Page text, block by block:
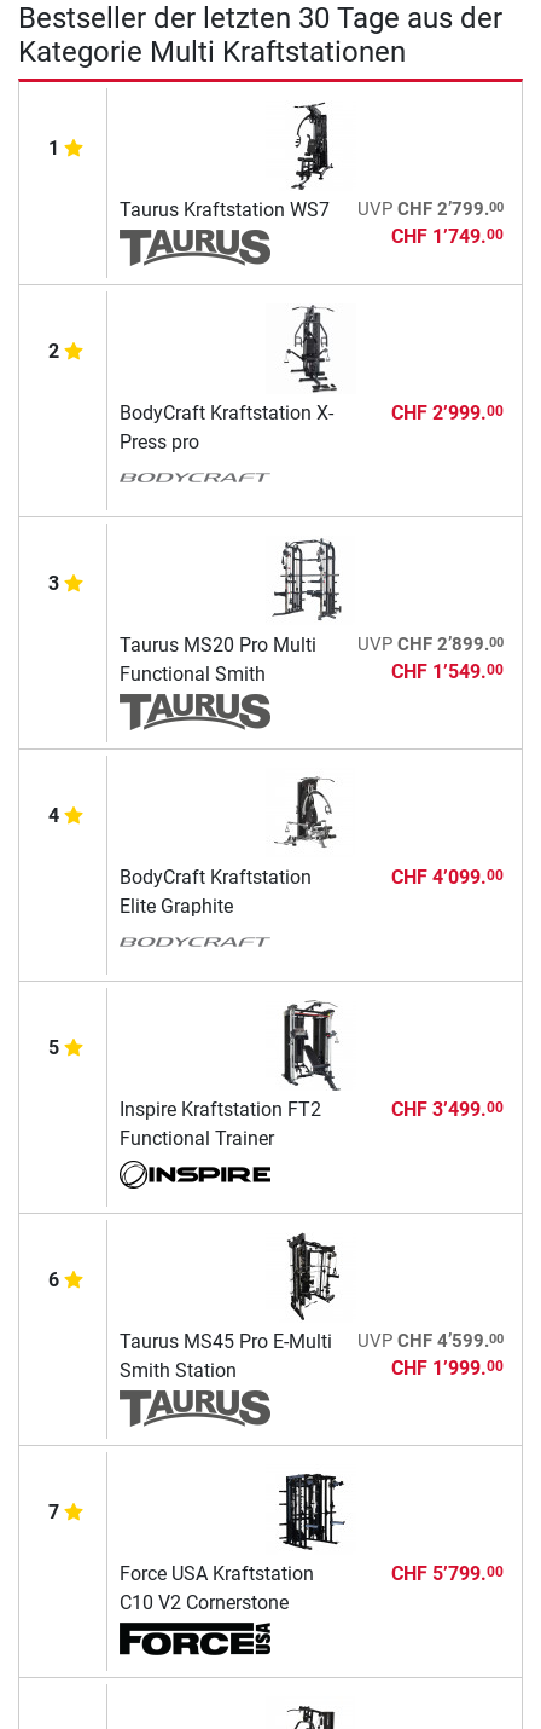
Bestseller der letzten 30 Tage aus der
Kategorie Multi Kraftstationen
1
Taurus Kraftstation WS7 UVP CHF 2’799.00
CHF 1’749.00
2
BodyCraft Kraftstation X-
Press pro
CHF 2’999.00
3
Taurus MS20 Pro Multi
Functional Smith
UVP CHF 2’899.00
CHF 1’549.00
4
BodyCraft Kraftstation
Elite Graphite
CHF 4’099.00
5
Inspire Kraftstation FT2
Functional Trainer
CHF 3’499.00
6
Taurus MS45 Pro E-Multi
Smith Station
UVP CHF 4’599.00
CHF 1’999.00
7
Force USA Kraftstation
C10 V2 Cornerstone
CHF 5’799.00